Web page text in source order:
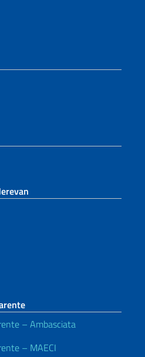
– Ambasciata
– MAECI